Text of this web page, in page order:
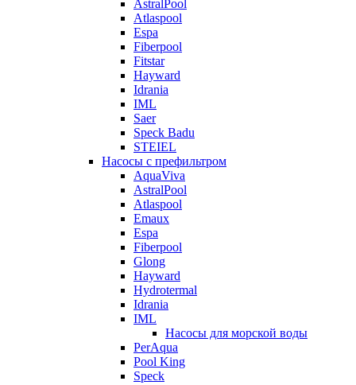
AstralPool
Atlaspool
Espa
Fiberpool
Fitstar
Hayward
Idrania
IML
Saer
Speck Badu
STEIEL
Насосы с префильтром
AquaViva
AstralPool
Atlaspool
Emaux
Espa
Fiberpool
Glong
Hayward
Hydrotermal
Idrania
IML
Насосы для морской воды
PerAqua
Pool King
Speck